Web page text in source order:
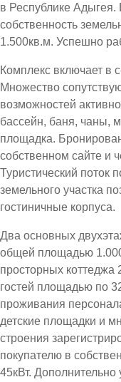
в Республике Адыгея.
собственность
1.500кв.м. Успешно
Комплекс включает в
Множество
возможностей
бассейн, баня, чаны,
площадка.
собственном сайте и
Туристический поток
земельного участка
гостиничные корпуса.
Два основных
общей площадью
просторных
гостей площадью по
проживания
детские площадки и
строения
покупателю в
45кВт.